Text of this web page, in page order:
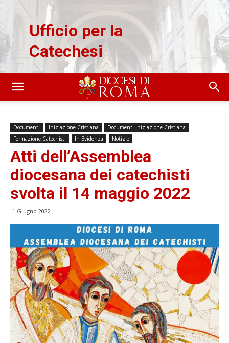
Ufficio per la
Catechesi
Documenti Iniziazione Cristiana
Documenti Iniziazione Cristiana
Formazione Catechisti
In Evidenza Notizie
Atti dell’Assemblea
diocesana dei catechisti
svolta il 14 maggio 2022
1 Giugno 2022